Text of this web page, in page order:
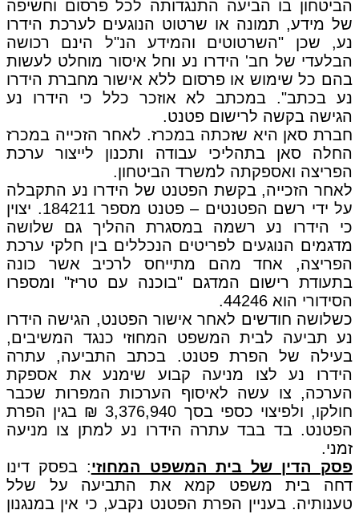
הביטחון בו הביעה התנגדותה לכל פרסום וחשיפה
של מידע, תמונה או שרטוט הנוגעים לערכת הידרו
נע, שכן "השרטוטים והמידע הנ"ל הינם רכושה
הבלעדי של חב' הידרו נע וחל איסור מוחלט לעשות
בהם כל שימוש או פרסום ללא אישור מחברת הידרו
נע בכתב". במכתב לא אוזכר כלל כי הידרו נע
הגישה בקשה לרישום פטנט.
חברת סאן היא שזכתה במכרז. לאחר הזכייה במכרז
החלה סאן בתהליכי עבודה ותכנון לייצור ערכת
הפריצה ואספקתה למשרד הביטחון.
לאחר הזכייה, בקשת הפטנט של הידרו נע התקבלה
על ידי רשם הפטנטים – פטנט מספר 184211. יצוין
כי הידרו נע רשמה במסגרת ההליך גם שלושה
מדגמים הנוגעים לפריטים הנכללים בין חלקי ערכת
הפריצה, אחד מהם מתייחס לרכיב אשר כונה
בתעודת רישום המדגם "בוכנה עם טריז" ומספרו
הסידורי הוא 44246.
כשלושה חודשים לאחר אישור הפטנט, הגישה הידרו
נע תביעה לבית המשפט המחוזי כנגד המשיבים,
בעילה של הפרת פטנט. בכתב התביעה, עתרה
הידרו נע לצו מניעה קבוע שימנע את אספקת
הערכה, צו עשה לאיסוף הערכות המפרות שכבר
חולקו, ולפיצוי כספי בסך 3,376,940 ₪ בגין הפרת
הפטנט. בד בבד עתרה הידרו נע למתן צו מניעה
זמני.
פסק הדין של בית המשפט המחוזי: בפסק דינו
דחה בית משפט קמא את התביעה על שלל
טענותיה. בעניין הפרת הפטנט נקבע, כי אין במנגנון